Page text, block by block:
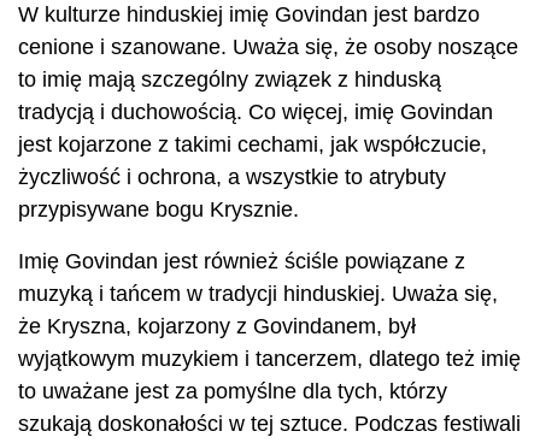
W kulturze hinduskiej imię Govindan jest bardzo
cenione i szanowane. Uważa się, że osoby noszące
to imię mają szczególny związek z hinduską
tradycją i duchowością. Co więcej, imię Govindan
jest kojarzone z takimi cechami, jak współczucie,
życzliwość i ochrona, a wszystkie to atrybuty
przypisywane bogu Krysznie.
Imię Govindan jest również ściśle powiązane z
muzyką i tańcem w tradycji hinduskiej. Uważa się,
że Kryszna, kojarzony z Govindanem, był
wyjątkowym muzykiem i tancerzem, dlatego też imię
to uważane jest za pomyślne dla tych, którzy
szukają doskonałości w tej sztuce. Podczas festiwali